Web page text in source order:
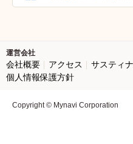
運営会社
会社概要 アクセス サスティ
個人情報保護方針
Copyright © Mynavi Corporation